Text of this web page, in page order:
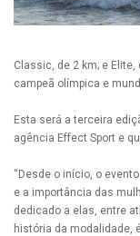
Classic, de 2 km; e
campeã olímpica e
Esta será a terceira
agência Effect Sport e
“Desde o início, o
e a importância das
dedicado a elas, entre
história da modalidade,